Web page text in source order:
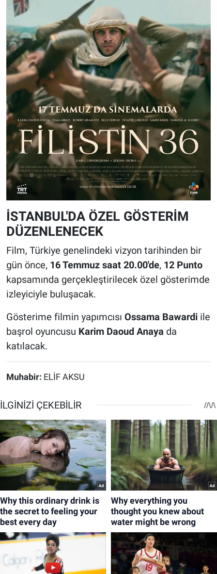
İSTANBUL'DA ÖZEL GÖSTERİM
DÜZENLENECEK
Film, Türkiye genelindeki vizyon tarihinden bir
gün önce, 16 Temmuz saat 20.00'de, 12 Punto
kapsamında gerçekleştirilecek özel gösterimde
izleyiciyle buluşacak.
Gösterime filmin yapımcısı Ossama Bawardiile
başrol oyuncusu Karim Daoud Anaya da
katılacak.
Muhabir: ELİF AKSU